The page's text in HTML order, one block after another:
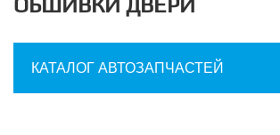
КАТАЛОГ АВТОЗАПЧАСТЕЙ